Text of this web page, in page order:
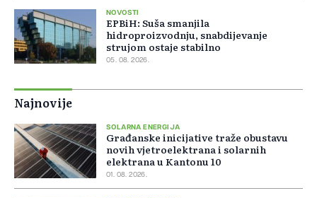
NOVOSTI
EPBiH: Suša smanjila
hidroproizvodnju, snabdijevanje
strujom ostaje stabilno
05. 08. 2026.
Najnovije
SOLARNA ENERGIJA
Građanske inicijative traže obustavu
novih vjetroelektrana i solarnih
elektrana u Kantonu 10
01. 08. 2026.